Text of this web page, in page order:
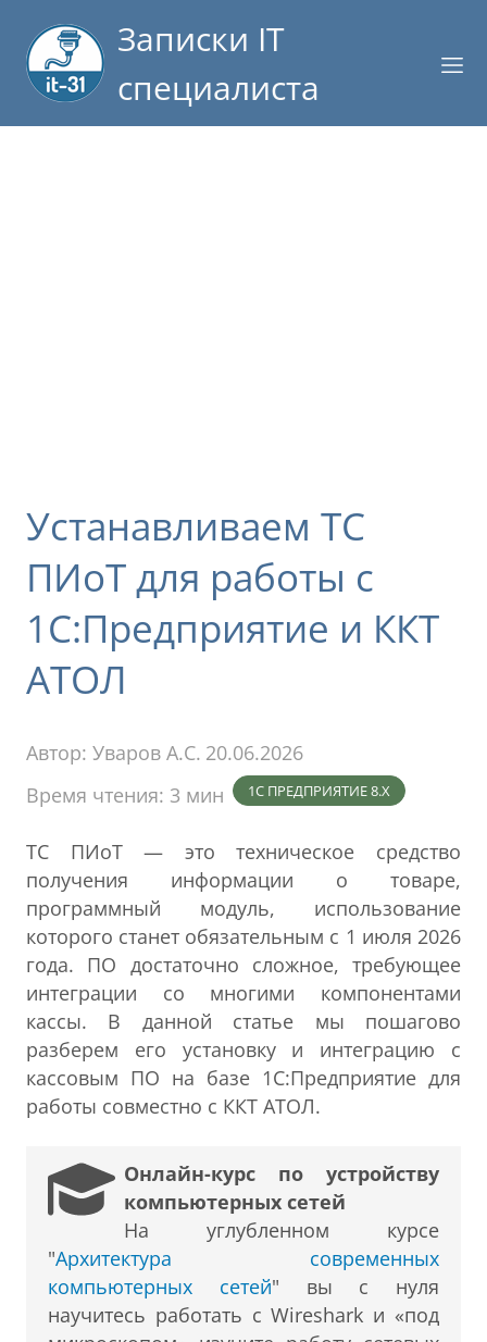
Записки IT
специалиста
Устанавливаем ТС
ПИоТ для работы с
1С:Предприятие и ККТ
АТОЛ
Автор: Уваров А.С. 20.06.2026
Время чтения: 3 мин
1С ПРЕДПРИЯТИЕ 8.X
ТС ПИоТ — это техническое средство
получения информации о товаре,
программный модуль, использование
которого станет обязательным с 1 июля 2026
года. ПО достаточно сложное, требующее
интеграции со многими компонентами
кассы. В данной статье мы пошагово
разберем его установку и интеграцию с
кассовым ПО на базе 1С:Предприятие для
работы совместно с ККТ АТОЛ.
Онлайн-курс по устройству
компьютерных сетей
На углубленном курсе
"Архитектура современных
компьютерных сетей" вы с нуля
научитесь работать с Wireshark и «под